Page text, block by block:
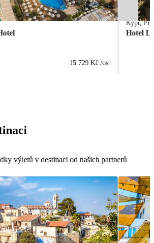
15 729 Kč /os.
Kypr,
Hotel
výletů v destinaci od našich partnerů